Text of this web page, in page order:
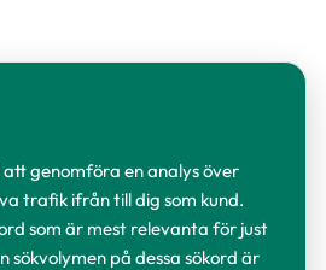
genomföra en analys över
trafik ifrån till dig som kund.
som är mest relevanta för just
sökvolymen på dessa sökord är